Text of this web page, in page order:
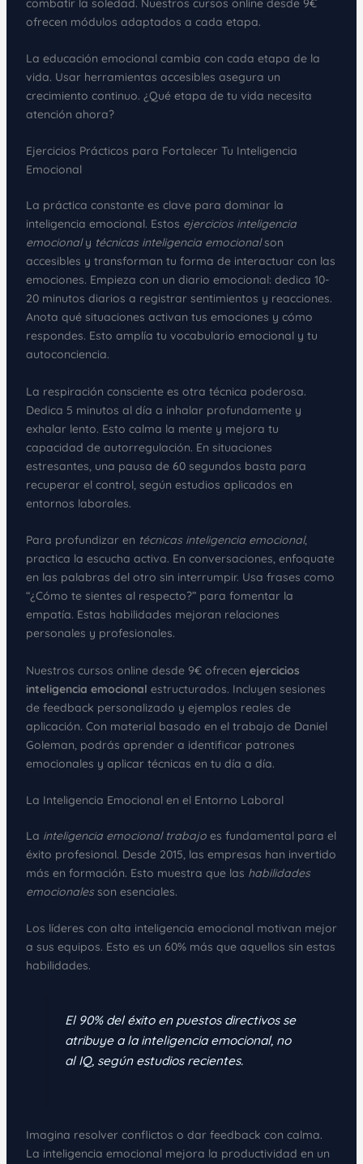
combatir la soledad. Nuestros cursos online desde 9€
ofrecen módulos adaptados a cada etapa.
La educación emocional cambia con cada etapa de la
vida. Usar herramientas accesibles asegura un
crecimiento continuo. ¿Qué etapa de tu vida necesita
atención ahora?
Ejercicios Prácticos para Fortalecer Tu Inteligencia
Emocional
La práctica constante es clave para dominar la
inteligencia emocional. Estos ejercicios inteligencia
emocionaly técnicas inteligencia emocionalson
accesibles y transforman tu forma de interactuar con las
emociones. Empieza con un diario emocional: dedica 10-
20 minutos diarios a registrar sentimientos y reacciones.
Anota qué situaciones activan tus emociones y cómo
respondes. Esto amplía tu vocabulario emocional y tu
autoconciencia.
La respiración consciente es otra técnica poderosa.
Dedica 5 minutos al día a inhalar profundamente y
exhalar lento. Esto calma la mente y mejora tu
capacidad de autorregulación. En situaciones
estresantes, una pausa de 60 segundos basta para
recuperar el control, según estudios aplicados en
entornos laborales.
Para profundizar en técnicas inteligencia emocional,
practica la escucha activa. En conversaciones, enfoquate
en las palabras del otro sin interrumpir. Usa frases como
“¿Cómo te sientes al respecto?” para fomentar la
empatía. Estas habilidades mejoran relaciones
personales y profesionales.
Nuestros cursos online desde 9€ ofrecen ejercicios
inteligencia emocional estructurados. Incluyen sesiones
de feedback personalizado y ejemplos reales de
aplicación. Con material basado en el trabajo de Daniel
Goleman, podrás aprender a identificar patrones
emocionales y aplicar técnicas en tu día a día.
La Inteligencia Emocional en el Entorno Laboral
La inteligencia emocional trabajoes fundamental para el
éxito profesional. Desde 2015, las empresas han invertido
más en formación. Esto muestra que las habilidades
emocionalesson esenciales.
Los líderes con alta inteligencia emocional motivan mejor
a sus equipos. Esto es un 60% más que aquellos sin estas
habilidades.
El 90% del éxito en puestos directivos se
atribuye a la inteligencia emocional, no
al IQ, según estudios recientes.
Imagina resolver conflictos o dar feedback con calma.
La inteligencia emocional mejora la productividad en un